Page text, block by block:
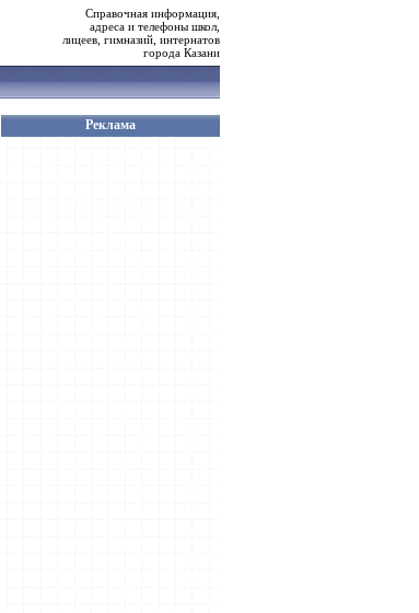
Справочная информация,
адреса и телефоны школ,
лицеев, гимназий, интернатов
города Казани
Реклама